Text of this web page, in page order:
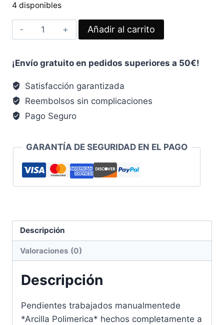
4 disponibles
PENDIENTES
MARGARITAS
Olivo
cantidad
Añadir al carrito
¡Envío gratuito en pedidos superiores a 50€!
Satisfacción garantizada
Reembolsos sin complicaciones
Pago Seguro
GARANTÍA DE SEGURIDAD EN EL PAGO
Descripción
Valoraciones (0)
Descripción
Pendientes trabajados manualmentede
*Arcilla Polimerica* hechos completamente a